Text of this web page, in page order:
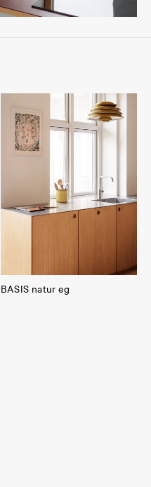
BASIS natur eg